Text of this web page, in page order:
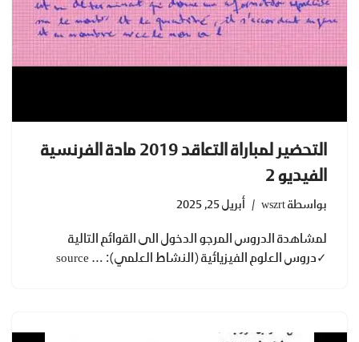
التحضير لمباراة التعاقد 2019 مادة الفرنسية
الفيديو 2
بواسطة wszrt أبريل 25, 2025
لمشاهدة الدروس المرجو الدخول الى القوائم التالية
✓دروس العلوم الفيزيائية (النشاط العلمي): … source